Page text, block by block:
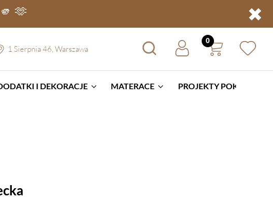
🫶 ✖
1 Sierpnia 46, Warszawa
I DEKORACJE MATERACE PROJEKTY POKOI